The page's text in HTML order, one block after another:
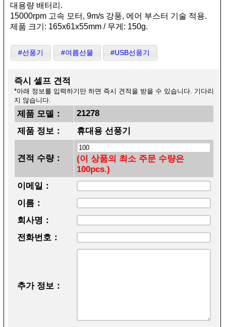
대용량 배터리.
15000rpm 고속 모터, 9m/s 강풍, 에어 부스터 기술 적용.
제품 크기: 165x61x55mm / 무게: 150g.
#선풍기 #여름선물 #USB선풍기
즉시 셀프 견적
*아래 정보를 입력하기만 하면 즉시 견적을 받을 수 있습니다. 기다리
지 않습니다.
제품 모델：
21278
제품 정보：
휴대용 선풍기
견적 수량：
(이 상품의 최소 주문 수량은
100pcs.)
이메일：
이름：
회사명：
전화번호：
추가 정보：